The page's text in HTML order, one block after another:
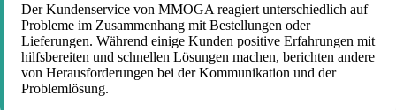
Der Kundenservice von MMOGA reagiert unterschiedlich auf
Probleme im Zusammenhang mit Bestellungen oder
Lieferungen. Während einige Kunden positive Erfahrungen mit
hilfsbereiten und schnellen Lösungen machen, berichten andere
von Herausforderungen bei der Kommunikation und der
Problemlösung.